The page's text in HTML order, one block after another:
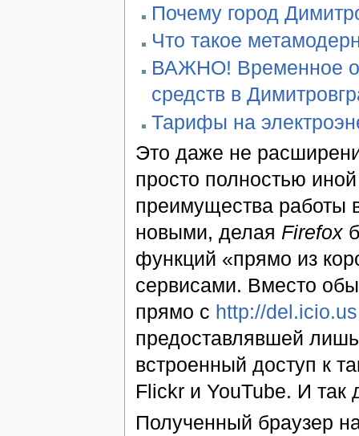
Почему город
Что такое
ВАЖНО! Временное
средств в
Тарифы на
Это даже не
просто полностью
преимущества работы
новыми, делая Firefox
функций «прямо из
сервисами. Вместо
прямо с http://del.icio.us
предоставлявшей
встроенный доступ к
Flickr и YouTube. И так
Полученный браузер